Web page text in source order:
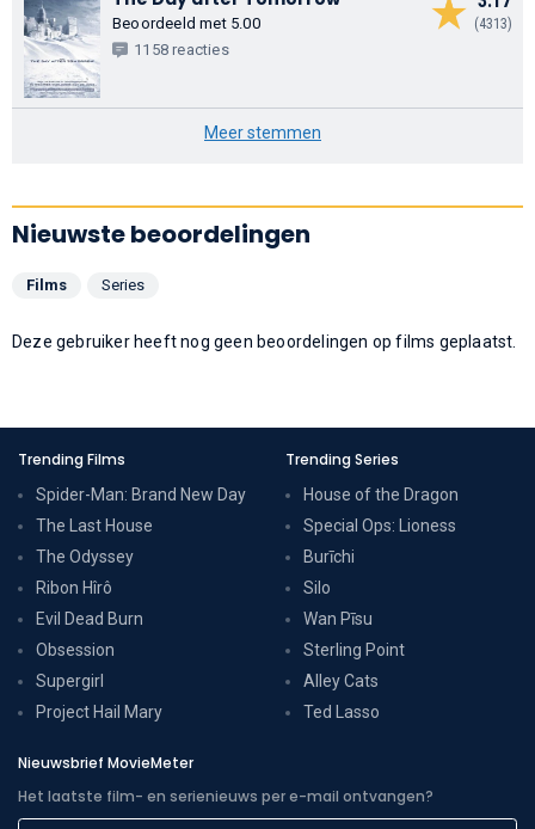
(4313)
Beoordeeld met 5.00
1158 reacties
Meer stemmen
Nieuwste beoordelingen
Films Series
Deze gebruiker heeft nog geen beoordelingen op films geplaatst.
Trending Films
Spider-Man: Brand New Day
The Last House
The Odyssey
Ribon Hîrô
Evil Dead Burn
Obsession
Supergirl
Project Hail Mary
Trending Series
House of the Dragon
Special Ops: Lioness
Burīchi
Silo
Wan Pīsu
Sterling Point
Alley Cats
Ted Lasso
Nieuwsbrief MovieMeter
Het laatste film- en serienieuws per e-mail ontvangen?